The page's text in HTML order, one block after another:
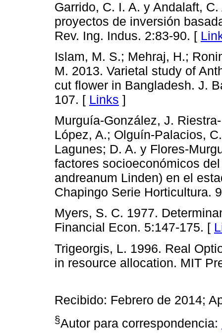
Garrido, C. I. A. y Andalaft,
proyectos de inversión
Rev. Ing. Indus. 2:83-90. [
Islam, M. S.; Mehraj, H.;
M. 2013. Varietal study of
cut flower in Bangladesh. J.
107. [ Links ]
Murguía-González, J.
López, A.; Olguín-Palacios,
Lagunes; D. A. y Flores-
factores socioeconómicos
andreanum Linden) en el
Chapingo Serie Horticultura.
Myers, S. C. 1977.
Financial Econ. 5:147-175. [
Trigeorgis, L. 1996. Real
in resource allocation. MIT
Recibido: Febrero de 2014;
§Autor para correspondencia: